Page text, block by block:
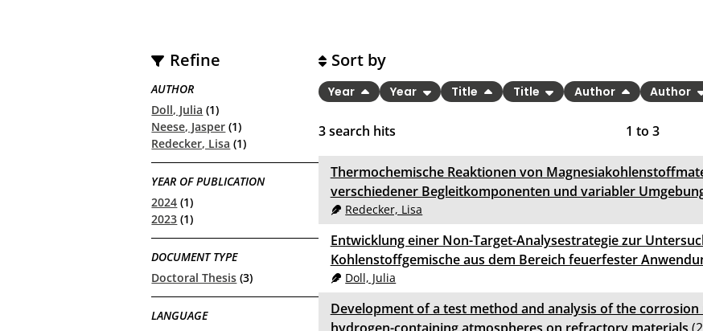
Refine
AUTHOR
Doll, Julia (1)
Neese, Jasper (1)
Redecker, Lisa (1)
YEAR OF PUBLICATION
2024 (1)
2023 (1)
DOCUMENT TYPE
Doctoral Thesis (3)
LANGUAGE
3search hits 1 to3
Sort by
Year Year Title Title Author Author
Thermochemische Reaktionen von
verschiedener Begleitkomponenten und variabler
Redecker, Lisa
Entwicklung einer Non-Target-Analysestrategie zur
Kohlenstoffgemische aus dem Bereich feuerfester
Doll, Julia
Development of a test method and analysis of the